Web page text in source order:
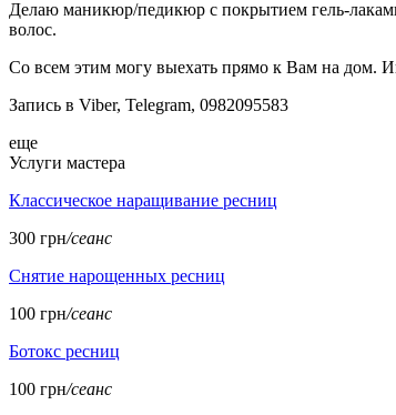
Делаю маникюр/педикюр с покрытием гель-
волос.
Со всем этим могу выехать прямо к Вам на дом.
Запись в Viber, Telegram, 0982095583
еще
Услуги мастера
Классическое наращивание ресниц
300 грн/сеанс
Снятие нарощенных ресниц
100 грн/сеанс
Ботокс ресниц
100 грн/сеанс